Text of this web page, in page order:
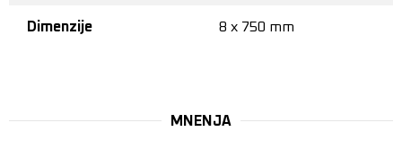
Dimenzije 8 x 750 mm
MNENJA